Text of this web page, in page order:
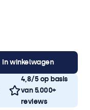
In winkelwagen
4,8/5 op basis
van 5.000+
reviews